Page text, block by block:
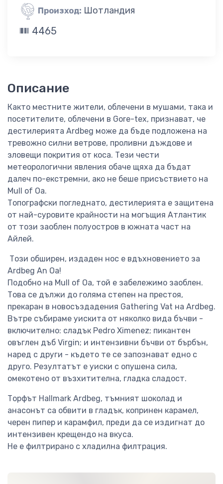
Произход: Шотландия
4465
Описание
Както местните жители, облечени в мушами, така и
посетителите, облечени в Gore-tex, признават, че
дестилерията Ardbeg може да бъде подложена на
тревожно силни ветрове, проливни дъждове и
зловещи покрития от коса. Тези чести
метеорологични явления обаче щяха да бъдат
далеч по-екстремни, ако не беше присъствието на
Mull of Oa.
Топографски погледнато, дестилерията е защитена
от най-суровите крайности на могъщия Атлантик
от този заоблен полуостров в южната част на
Айлей.
Този обширен, издаден нос е вдъхновението за
Ardbeg An Oa!
Подобно на Mull of Oa, той е забележимо заоблен.
Това се дължи до голяма степен на престоя,
прекаран в новосъздадения Gathering Vat на Ardbeg.
Вътре събираме уискита от няколко вида бъчви -
включително: сладък Pedro Ximenez; пикантен
овъглен дъб Virgin; и интензивни бъчви от бърбън,
наред с други - където те се запознават едно с
друго. Резултатът е уиски с опушена сила,
омекотено от възхитителна, гладка сладост.
Торфът Hallmark Ardbeg, тъмният шоколад и
анасонът са обвити в гладък, копринен карамел,
черен пипер и карамфил, преди да се издигнат до
интензивен крещендо на вкуса.
Не е филтрирано с хладилна филтрация.